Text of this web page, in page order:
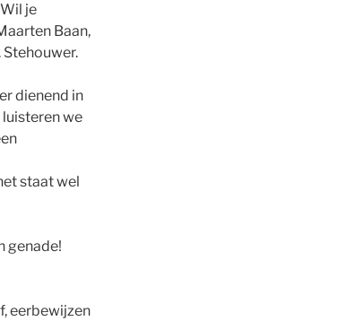
je
Baan,
Stehouwer.
dienend in
luisteren we
staat wel
genade!
eerbewijzen